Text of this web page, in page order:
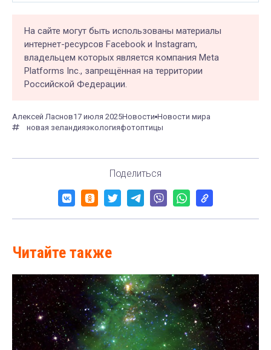
На сайте могут быть использованы материалы
интернет-ресурсов Facebook и Instagram,
владельцем которых является компания Meta
Platforms Inc., запрещённая на территории
Российской Федерации.
Алексей Ласнов17 июля 2025Новости Новости мира
новая зеландияэкологияфотоптицы
Поделиться
Читайте также